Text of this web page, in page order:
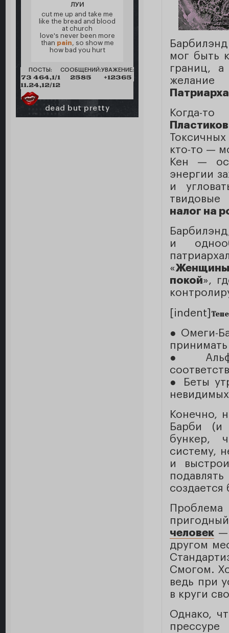
ЛУИ
cut me up and take me
like the bread and blood
at church
love's never been more
than pain, so show me
how bad you hurt
ПОСТЫ:
73 464,1/1
11.24,12/12
СООБЩЕНИЙ:
2585
УВАЖЕНИЕ:
+12365
dead but pretty
мог быть
границ, а
Когда-
кто-то —
Кен —
энергии
и
налог на
и
«Женщины
покой»,
[indent]
● Омеги-
●
● Беты
Конечно,
Барби (и
бункер,
систему,
и
человек —
другом
Смогом.
ведь при
в круги
Однако,